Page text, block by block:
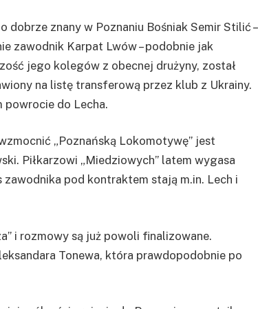
dobrze znany w Poznaniu Bośniak Semir Stilić –
zawodnik Karpat Lwów – podobnie jak
jego kolegów z obecnej drużyny, został
na listę transferową przez klub z Ukrainy.
powrocie do Lecha.
„Poznańską Lokomotywę” jest
Piłkarzowi „Miedziowych” latem wygasa
pod kontraktem stają m.in. Lech i
i rozmowy są już powoli finalizowane.
Tonewa, która prawdopodobnie po